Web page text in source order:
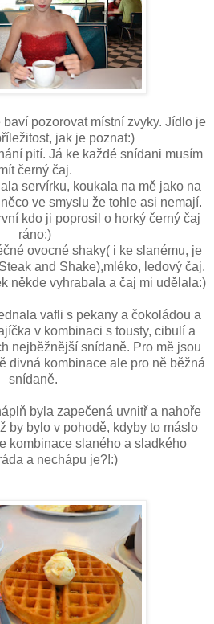
pozorovat místní zvyky. Jídlo je
jak je poznat:)
pití. Já ke každé snídani musím
černý čaj.
servírku, koukala na mě jako na
ve smyslu že tohle asi nemají.
kdo ji poprosil o horký černý čaj
ráno:)
ovocné shaky( i ke slanému, je
and Shake),mléko, ledový čaj.
někde vyhrabala a čaj mi udělala:)
vafli s pekany a čokoládou a
v kombinaci s tousty, cibulí a
nejběžnější snídaně. Pro mě jsou
divná kombinace ale pro ně běžná
snídaně.
byla zapečená uvnitř a nahoře
by bylo v pohodě, kdyby to máslo
kombinace slaného a sladkého
a nechápu je?!:)